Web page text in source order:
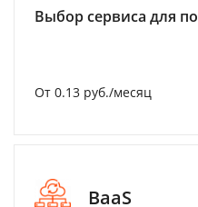
Выбор сервиса для
От 0.13 руб./месяц
BaaS